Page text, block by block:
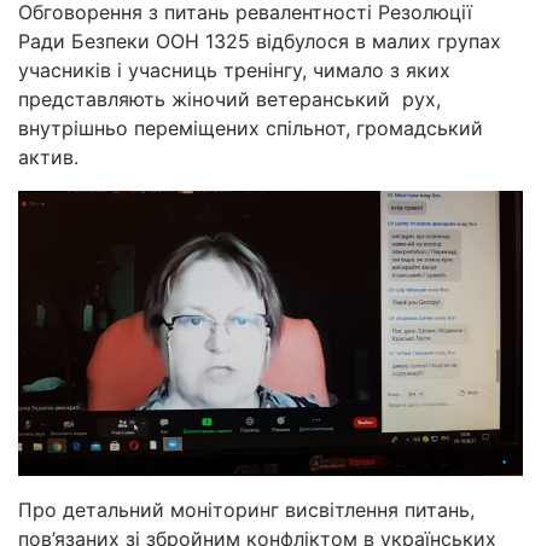
Обговорення з питань ревалентності Резолюції
Ради Безпеки ООН 1325 відбулося в малих групах
учасників і учасниць тренінгу, чимало з яких
представляють жіночий ветеранський рух,
внутрішньо переміщених спільнот, громадський
актив.
Про детальний моніторинг висвітлення питань,
пов’язаних зі збройним конфліктом в українських